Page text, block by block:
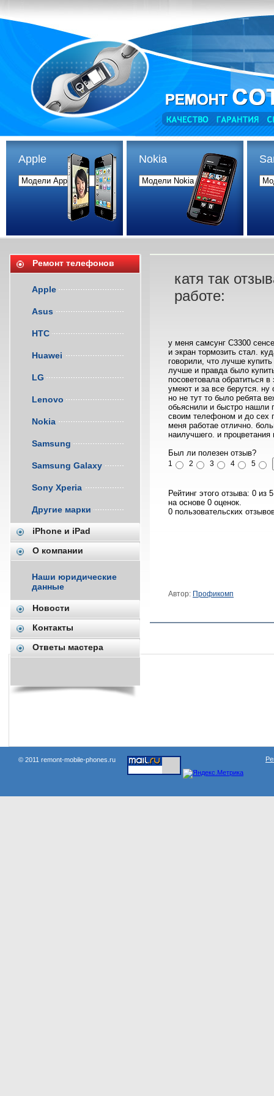
Apple Nokia
Автор: Профикомп
катя так
работе:
у меня самсунг С3300
и экран тормозить стал.
говорили, что лучше
лучше и правда было
посоветовала обратиться
умеют и за все берутся.
но не тут то было ребята
обьяснили и быстро
своим телефоном и до сех
меня работае отлично.
наилучшего. и
Был ли полезен отзыв?
1 2 3 4 5
Рейтинг этого отзыва: 0 из 5
на основе 0 оценок.
0 пользовательских
Ремонт телефонов
Apple
Asus
HTC
Huawei
LG
Lenovo
Nokia
Samsung
Samsung Galaxy
Sony Xperia
Другие марки
iPhone и iPad
О компании
Наши юридические
данные
Новости
Контакты
Ответы мастера
© 2011 remont-mobile-phones.ru